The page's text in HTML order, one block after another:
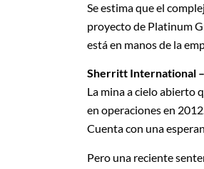
Se estima que el
proyecto de Platinum
está en manos de la
Sherritt International
La mina a cielo abierto
en operaciones en
Cuenta con una
Pero una reciente